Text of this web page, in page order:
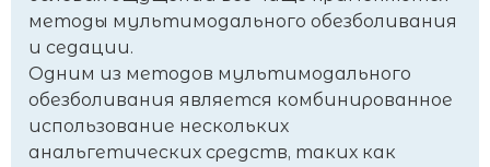
методы мультимодального обезболивания
и седации.
Одним из методов мультимодального
обезболивания является комбинированное
использование нескольких
анальгетических средств, таких как